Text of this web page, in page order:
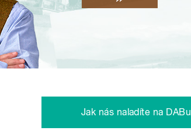
Jak nás naladíte na DABu